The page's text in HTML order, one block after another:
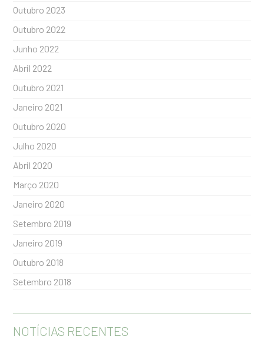
Outubro 2023
Outubro 2022
Junho 2022
Abril 2022
Outubro 2021
Janeiro 2021
Outubro 2020
Julho 2020
Abril 2020
Março 2020
Janeiro 2020
Setembro 2019
Janeiro 2019
Outubro 2018
Setembro 2018
NOTÍCIAS RECENTES